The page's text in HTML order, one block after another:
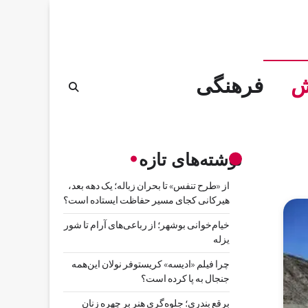
فرهنگی
نوشته‌های تازه
از «طرح تنفس» تا بحران زباله؛ یک دهه بعد،
هیرکانی کجای مسیر حفاظت ایستاده است؟
خیام‌خوانی بوشهر؛ از رباعی‌های آرام تا شور
یزله
چرا فیلم «ادیسه» کریستوفر نولان این‌همه
جنجال به پا کرده است؟
برقع بندری؛ جلوه‌گری هنر بر چهره زنان